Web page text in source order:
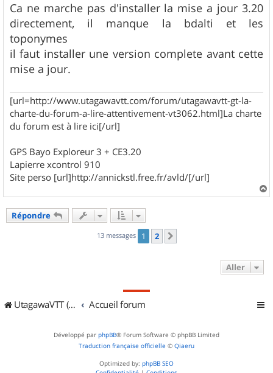
s
s
a
g
e
Ca ne marche pas d'installer la mise a jour 3.20
directement, il manque la bdalti et les
toponymes
il faut installer une version complete avant cette
mise a jour.
[url=http://www.utagawavtt.com/forum/utagawavtt-gt-la-
charte-du-forum-a-lire-attentivement-vt3062.html]La charte
du forum est à lire ici[/url]
GPS Bayo Exploreur 3 + CE3.20
Lapierre xcontrol 910
Site perso [url]http://annickstl.free.fr/avld/[/url]
a
Répondre
13 messages 1 2
Aller
UtagawaVTT (Randos VTT et VTTAE avec traces GPS) Accueil forum
Développé par phpBB® Forum Software © phpBB Limited
Traduction française officielle © Qiaeru
Optimized by: phpBB SEO